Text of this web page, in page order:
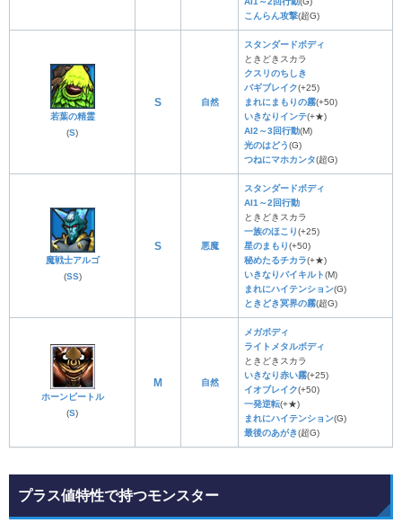
こんらん攻撃(超G)
若葉の精霊
(S)
S 自然
スタンダードボディ
ときどきスカラ
クスリのちしき
バギブレイク(+25)
まれにまもりの霧(+50)
いきなりインテ(+★)
AI2～3回行動(M)
光のはどう(G)
つねにマホカンタ(超G)
魔戦士アルゴ
(SS)
S 悪魔
スタンダードボディ
AI1～2回行動
ときどきスカラ
一族のほこり(+25)
星のまもり(+50)
秘めたるチカラ(+★)
いきなりバイキルト(M)
まれにハイテンション(G)
ときどき冥界の霧(超G)
ホーンビートル
(S)
M 自然
メガボディ
ライトメタルボディ
ときどきスカラ
いきなり赤い霧(+25)
イオブレイク(+50)
一発逆転(+★)
まれにハイテンション(G)
最後のあがき(超G)
プラス値特性で持つモンスター